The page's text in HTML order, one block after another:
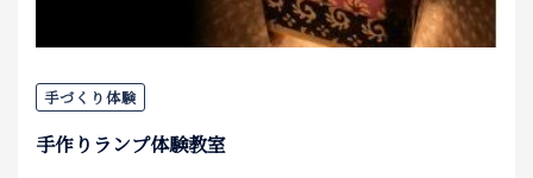
手づくり体験
手作りランプ体験教室